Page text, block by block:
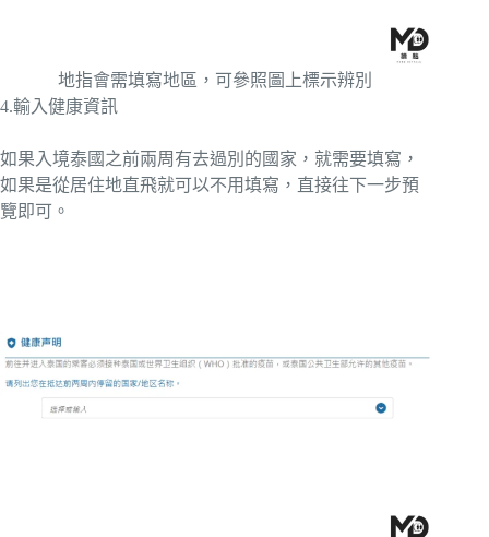
地指會需填寫地區，可參照圖上標示辨別
4.輸入健康資訊
如果入境泰國之前兩周有去過別的國家，就需要填寫，
如果是從居住地直飛就可以不用填寫，直接往下一步預
覽即可。